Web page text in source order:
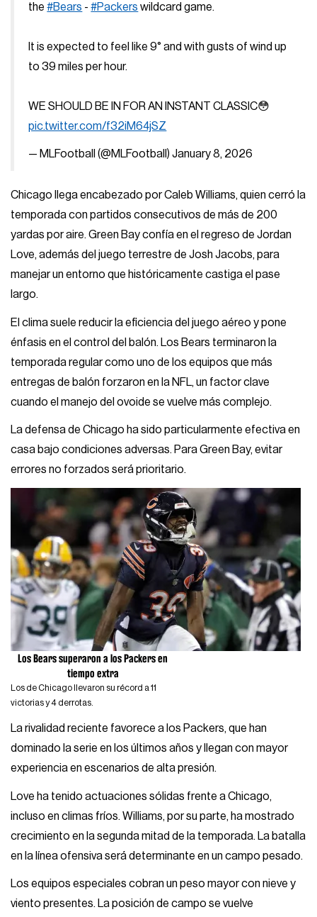
the#Bears -#Packers wildcard game.
It is expected to feel like 9° and with gusts of wind up
to 39 miles per hour.
WE SHOULD BE IN FOR AN INSTANT CLASSIC😳
pic.twitter.com/f32iM64jSZ
— MLFootball (@MLFootball)January 8, 2026
Chicago llega encabezado por Caleb Williams, quien cerró la
temporada con partidos consecutivos de más de 200
yardas por aire. Green Bay confía en el regreso de Jordan
Love, además del juego terrestre de Josh Jacobs, para
manejar un entorno que históricamente castiga el pase
largo.
El clima suele reducir la eficiencia del juego aéreo y pone
énfasis en el control del balón. Los Bears terminaron la
temporada regular como uno de los equipos que más
entregas de balón forzaron en la NFL, un factor clave
cuando el manejo del ovoide se vuelve más complejo.
La defensa de Chicago ha sido particularmente efectiva en
casa bajo condiciones adversas. Para Green Bay, evitar
errores no forzados será prioritario.
Los Bears superaron a los Packers en
tiempo extra
Los de Chicago llevaron su récord a 11
victorias y 4 derrotas.
La rivalidad reciente favorece a los Packers, que han
dominado la serie en los últimos años y llegan con mayor
experiencia en escenarios de alta presión.
Love ha tenido actuaciones sólidas frente a Chicago,
incluso en climas fríos. Williams, por su parte, ha mostrado
crecimiento en la segunda mitad de la temporada. La batalla
en la línea ofensiva será determinante en un campo pesado.
Los equipos especiales cobran un peso mayor con nieve y
viento presentes. La posición de campo se vuelve